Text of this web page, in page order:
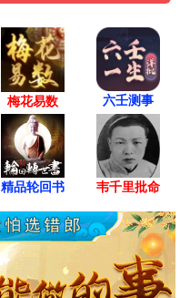
梅花易数 六壬测事
精品轮回书 韦千里批命